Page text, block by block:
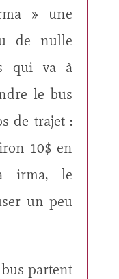
» une
de nulle
qui va à
le bus
de trajet :
10$ en
irma, le
un peu
partent